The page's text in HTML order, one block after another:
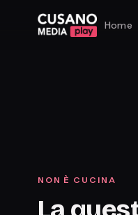
Home
NON È CUCINA